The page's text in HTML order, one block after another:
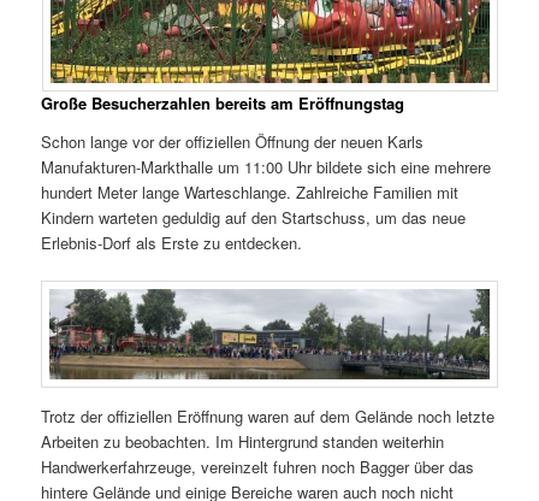
Große Besucherzahlen bereits am Eröffnungstag
Schon lange vor der offiziellen Öffnung der neuen Karls
Manufakturen-Markthalle um 11:00 Uhr bildete sich eine mehrere
hundert Meter lange Warteschlange. Zahlreiche Familien mit
Kindern warteten geduldig auf den Startschuss, um das neue
Erlebnis-Dorf als Erste zu entdecken.
Trotz der offiziellen Eröffnung waren auf dem Gelände noch letzte
Arbeiten zu beobachten. Im Hintergrund standen weiterhin
Handwerkerfahrzeuge, vereinzelt fuhren noch Bagger über das
hintere Gelände und einige Bereiche waren auch noch nicht